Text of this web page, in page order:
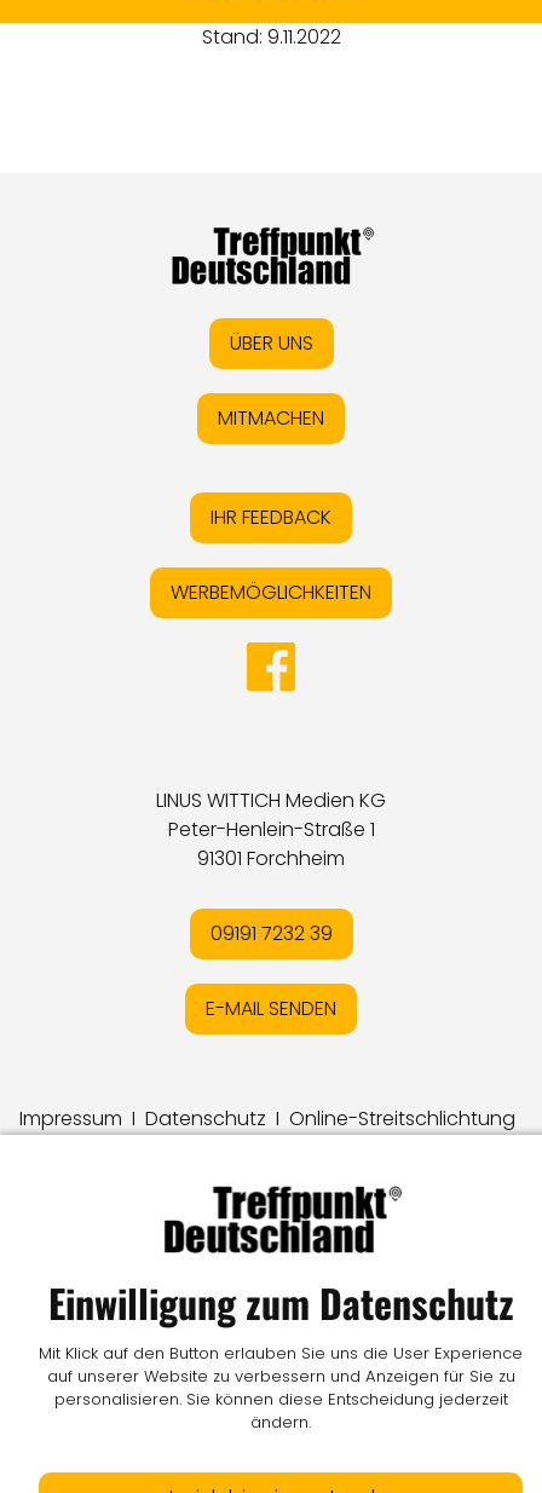
Stand: 9.11.2022
ÜBER UNS
MITMACHEN
IHR FEEDBACK
WERBEMÖGLICHKEITEN
LINUS WITTICH Medien KG
Peter-Henlein-Straße 1
91301 Forchheim
09191 7232 39
E-MAIL SENDEN
Impressum I Datenschutz I Online-Streitschlichtung
© LW Medien GmbH
Einwilligung zum Datenschutz
Mit Klick auf den Button erlauben Sie uns die User Experience
auf unserer Website zu verbessern und Anzeigen für Sie zu
personalisieren. Sie können diese Entscheidung jederzeit
ändern.